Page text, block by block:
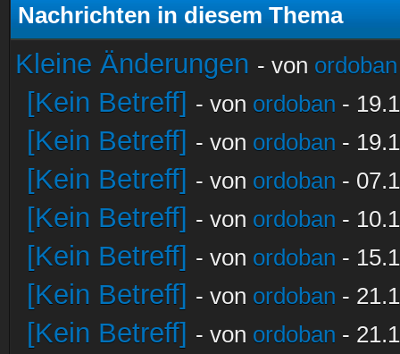
Nachrichten in diesem Thema
Kleine Änderungen - von ordoban
[Kein Betreff] - von ordoban -
[Kein Betreff] - von ordoban -
[Kein Betreff] - von ordoban -
[Kein Betreff] - von ordoban -
[Kein Betreff] - von ordoban -
[Kein Betreff] - von ordoban -
[Kein Betreff] - von ordoban -